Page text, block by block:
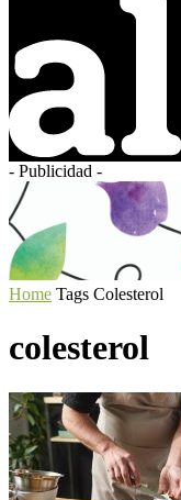
- Publicidad -
Home Tags Colesterol
colesterol